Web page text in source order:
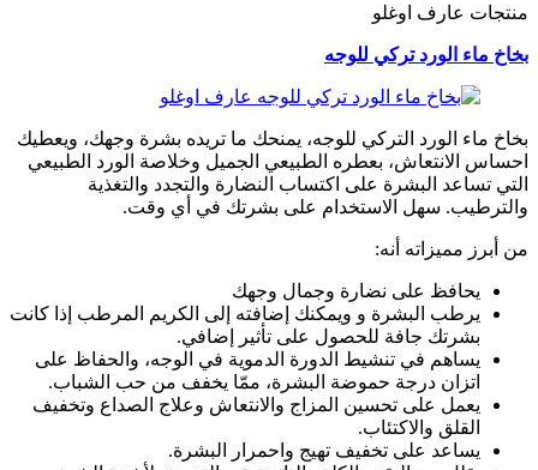
منتجات عارف اوغلو
بخاخ ماء الورد تركي للوجه
بخاخ ماء الورد التركي للوجه، يمنحك ما تريده بشرة وجهك، ويعطيك
احساس الانتعاش، بعطره الطبيعي الجميل وخلاصة الورد الطبيعي
التي تساعد البشرة على اكتساب النضارة والتجدد والتغذية
والترطيب. سهل الاستخدام على بشرتك في أي وقت.
من أبرز مميزاته أنه:
يحافظ على نضارة وجمال وجهك
يرطب البشرة و ويمكنك إضافته إلى الكريم المرطب إذا كانت
بشرتك جافة للحصول على تأثير إضافي.
يساهم في تنشيط الدورة الدموية في الوجه، والحفاظ على
اتزان درجة حموضة البشرة، ممّا يخفف من حب الشباب.
يعمل على تحسين المزاج والانتعاش وعلاج الصداع وتخفيف
القلق والاكتئاب.
يساعد على تخفيف تهيج واحمرار البشرة.